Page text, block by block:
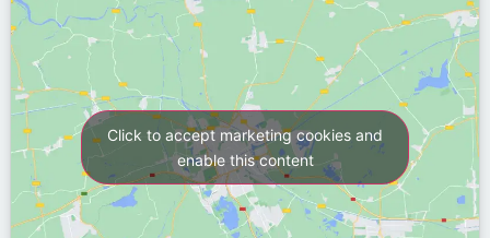
Click to accept marketing cookies and
enable this content